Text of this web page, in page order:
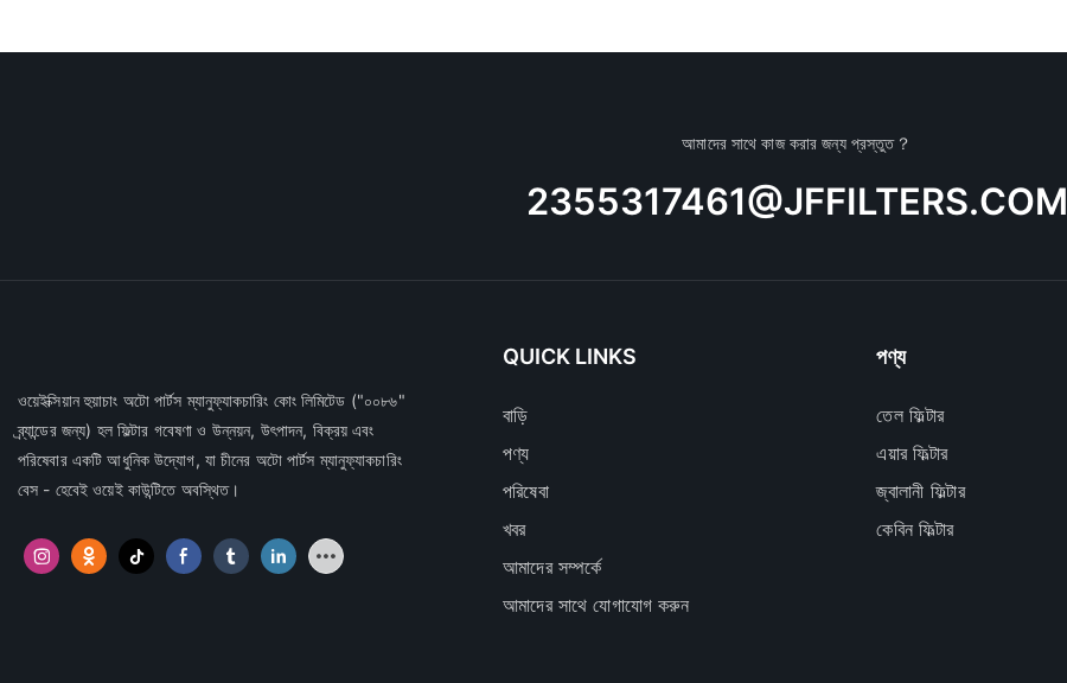
আমাদের সাথে কাজ করার জন্য প্রস্তুত？
2355317461@JFFILTERS.COM
ওয়েইক্সিয়ান হুয়াচাং অটো পার্টস ম্যানুফ্যাকচারিং কোং লিমিটেড ("০০৮৬"
ব্র্যান্ডের জন্য) হল ফিল্টার গবেষণা ও উন্নয়ন, উৎপাদন, বিক্রয় এবং
পরিষেবার একটি আধুনিক উদ্যোগ, যা চীনের অটো পার্টস ম্যানুফ্যাকচারিং
বেস - হেবেই ওয়েই কাউন্টিতে অবস্থিত।
QUICK LINKS
বাড়ি
পণ্য
পরিষেবা
খবর
আমাদের সম্পর্কে
আমাদের সাথে যোগাযোগ করুন
পণ্য
তেল ফিল্টার
এয়ার ফিল্টার
জ্বালানী ফিল্টার
কেবিন ফিল্টার